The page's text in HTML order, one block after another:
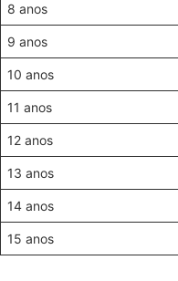
8 anos
9 anos
10 anos
11 anos
12 anos
13 anos
14 anos
15 anos